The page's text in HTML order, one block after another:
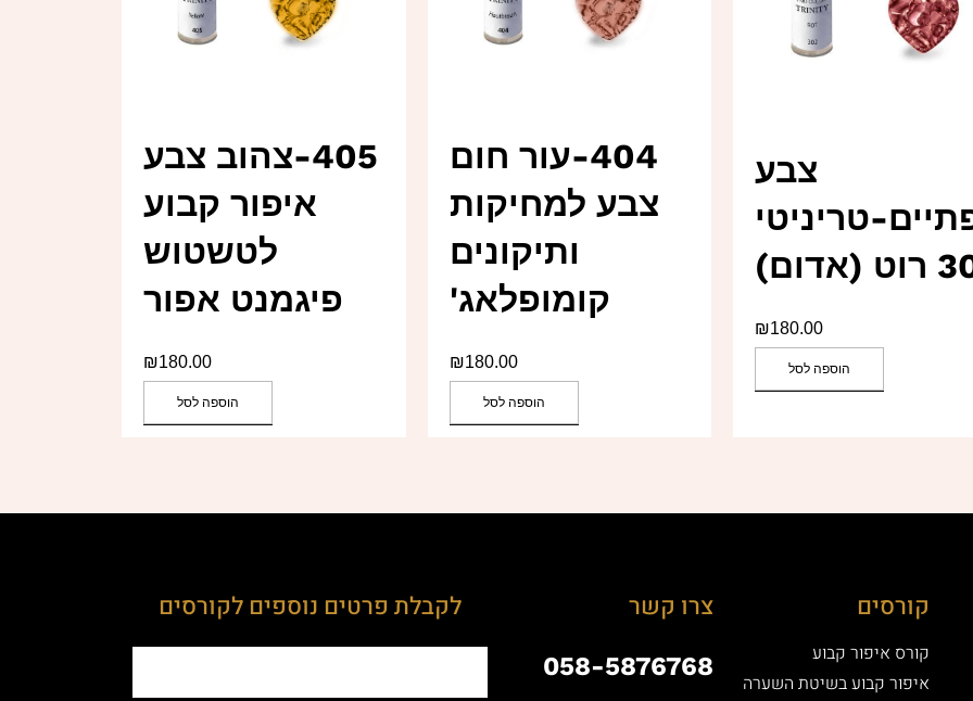
צבע
טריניטי
₪180.00
הוספה לסל
404-עור חום
צבע למחיקות
ותיקונים
קומופלאג'
₪180.00
הוספה לסל
405-צהוב צבע
איפור קבוע
לטשטוש
פיגמנט אפור
₪180.00
הוספה לסל
קורסים
קורס איפור קבוע
איפור קבוע בשיטת השערה
צרו קשר
058-5876768
לקבלת פרטים נוספים לקורסים